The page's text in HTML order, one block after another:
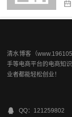
清水博客（
手等电商平台的电商知
业者都能轻松创业！
QQ：121259802